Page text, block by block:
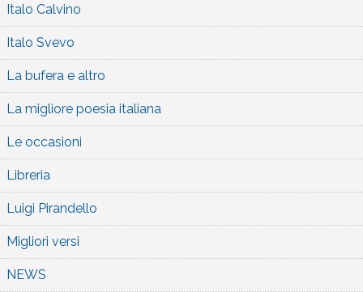
Italo Calvino
Italo Svevo
La bufera e altro
La migliore poesia italiana
Le occasioni
Libreria
Luigi Pirandello
Migliori versi
NEWS